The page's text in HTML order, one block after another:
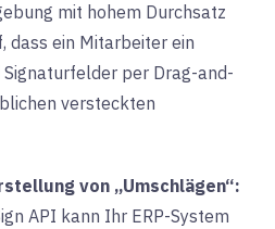
mit hohem Durchsatz
dass ein Mitarbeiter ein
per Drag-and-
versteckten
von „Umschlägen“:
API kann Ihr ERP-System